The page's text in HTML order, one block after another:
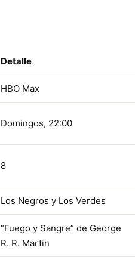
Detalle
HBO Max
Domingos, 22:00
8
Los Negros y Los Verdes
“Fuego y Sangre” de George
R. R. Martin